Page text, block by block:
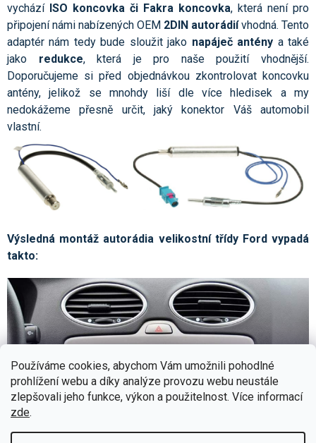
Používáme cookies, abychom Vám umožnili pohodlné
prohlížení webu a díky analýze provozu webu neustále
zlepšovali jeho funkce, výkon a použitelnost. Více informací
zde.
vychází ISO koncovka či Fakra koncovka, která není pro
připojení námi nabízených OEM 2DIN autorádií vhodná. Tento
adaptér nám tedy bude sloužit jako napáječ antény a také
jako
redukce, která je pro naše použití vhodnější.
Doporučujeme si před objednávkou zkontrolovat koncovku
antény, jelikož se mnohdy liší dle více hledisek a my
nedokážeme přesně určit, jaký konektor Váš automobil
vlastní.
Výsledná montáž autorádia velikostní třídy Ford vypadá
takto: